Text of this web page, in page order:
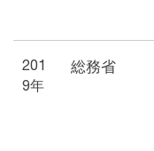
201
9年
総務省